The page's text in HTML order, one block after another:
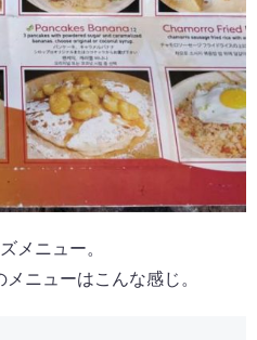
メニュー。
ニューはこんな感じ。